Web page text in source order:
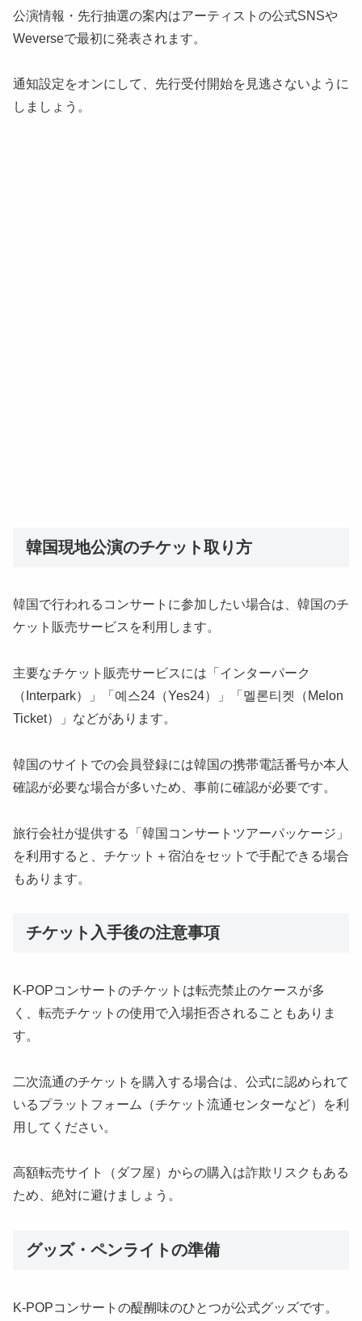
公演情報・先行抽選の案内はアーティストの公式SNSや
Weverseで最初に発表されます。
通知設定をオンにして、先行受付開始を見逃さないように
しましょう。
韓国現地公演のチケット取り方
韓国で行われるコンサートに参加したい場合は、韓国のチ
ケット販売サービスを利用します。
主要なチケット販売サービスには「インターパーク
（Interpark）」「예스24（Yes24）」「멜론티켓（Melon
Ticket）」などがあります。
韓国のサイトでの会員登録には韓国の携帯電話番号か本人
確認が必要な場合が多いため、事前に確認が必要です。
旅行会社が提供する「韓国コンサートツアーパッケージ」
を利用すると、チケット＋宿泊をセットで手配できる場合
もあります。
チケット入手後の注意事項
K-POPコンサートのチケットは転売禁止のケースが多
く、転売チケットの使用で入場拒否されることもありま
す。
二次流通のチケットを購入する場合は、公式に認められて
いるプラットフォーム（チケット流通センターなど）を利
用してください。
高額転売サイト（ダフ屋）からの購入は詐欺リスクもある
ため、絶対に避けましょう。
グッズ・ペンライトの準備
K-POPコンサートの醍醐味のひとつが公式グッズです。